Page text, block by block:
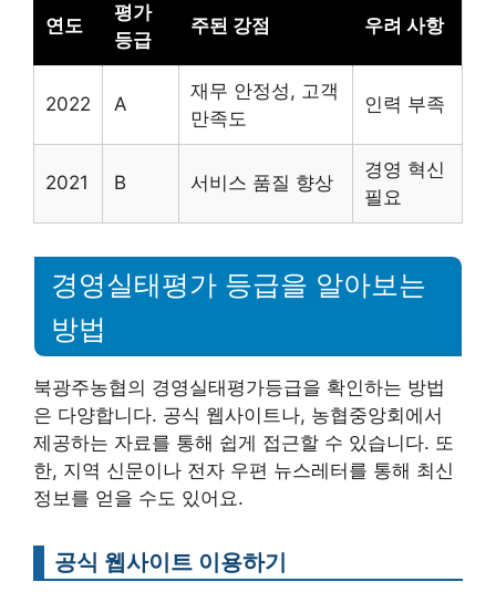
연도
평가
등급
주된 강점 우려 사항
2022 A
재무 안정성, 고객
만족도
인력 부족
2021 B 서비스 품질 향상
경영 혁신
필요
경영실태평가 등급을 알아보는
방법
북광주농협의 경영실태평가등급을 확인하는 방법
은 다양합니다. 공식 웹사이트나, 농협중앙회에서
제공하는 자료를 통해 쉽게 접근할 수 있습니다. 또
한, 지역 신문이나 전자 우편 뉴스레터를 통해 최신
정보를 얻을 수도 있어요.
공식 웹사이트 이용하기